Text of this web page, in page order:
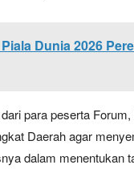
Dunia 2026
para peserta
Daerah agar
dalam menentukan